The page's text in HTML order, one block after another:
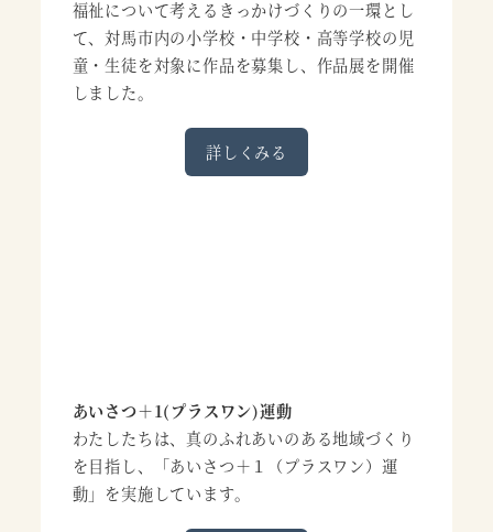
福祉について考えるきっかけづくりの一環とし
て、対馬市内の小学校・中学校・高等学校の児
童・生徒を対象に作品を募集し、作品展を開催
しました。
詳しくみる
あいさつ＋1(プラスワン)運動
わたしたちは、真のふれあいのある地域づくり
を目指し、「あいさつ＋１（プラスワン）運
動」を実施しています。